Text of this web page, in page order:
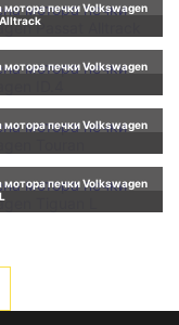
мотора печки Volkswagen
мотора печки Volkswagen
мотора печки Volkswagen
мотора печки Volkswagen